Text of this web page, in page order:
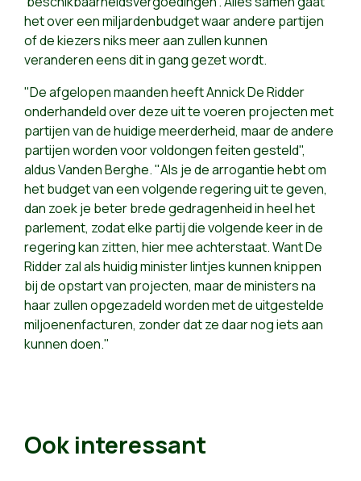
het over een miljardenbudget waar andere partijen
of de kiezers niks meer aan zullen kunnen
veranderen eens dit in gang gezet wordt.
"De afgelopen maanden heeft Annick De Ridder
onderhandeld over deze uit te voeren projecten met
partijen van de huidige meerderheid, maar de andere
partijen worden voor voldongen feiten gesteld",
aldus Vanden Berghe. "Als je de arrogantie hebt om
het budget van een volgende regering uit te geven,
dan zoek je beter brede gedragenheid in heel het
parlement, zodat elke partij die volgende keer in de
regering kan zitten, hier mee achterstaat. Want De
Ridder zal als huidig minister lintjes kunnen knippen
bij de opstart van projecten, maar de ministers na
haar zullen opgezadeld worden met de uitgestelde
miljoenenfacturen, zonder dat ze daar nog iets aan
kunnen doen."
Ook interessant